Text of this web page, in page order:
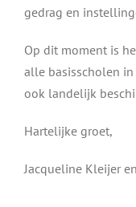
gedrag en
Op dit moment is
alle basisscholen
ook landelijk
Hartelijke groet,
Jacqueline Kleijer